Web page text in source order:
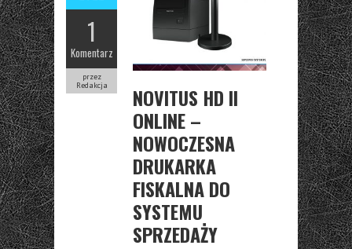
1
Komentarz
przez
Redakcja
NOVITUS HD II
ONLINE –
NOWOCZESNA
DRUKARKA
FISKALNA DO
SYSTEMU
SPRZEDAŻY